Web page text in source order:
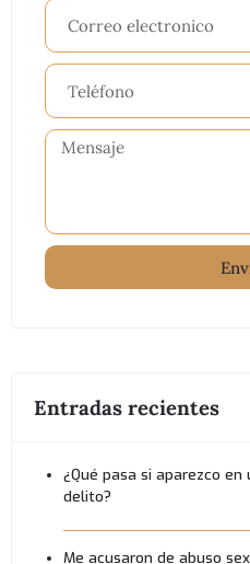
Entradas recientes
¿Qué pasa si aparezco
delito?
Me acusaron de abuso